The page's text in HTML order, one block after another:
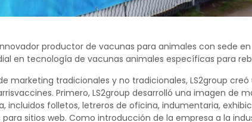
productor de vacunas para animales con sede en
en tecnología de vacunas animales específicas para
marketing tradicionales y no tradicionales, LS2group
Primero, LS2group desarrolló una imagen de
incluidos folletos, letreros de oficina, indumentaria,
sitios web. Como introducción de la empresa a la